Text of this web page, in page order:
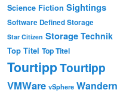
Science Fiction Sightings
Software Defined Storage
Star Citizen Storage Technik
Top Titel Top Titel
TourtippTourtipp
VMWare vSphere Wandern